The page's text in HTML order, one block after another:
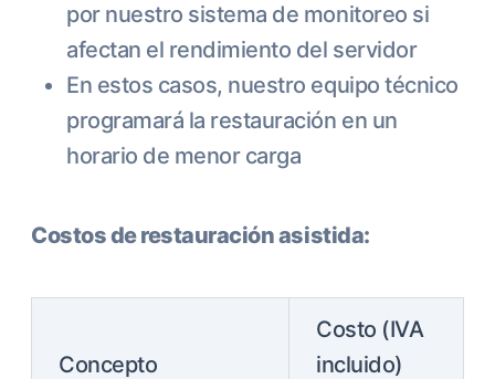
por nuestro sistema de monitoreo si
afectan el rendimiento del servidor
En estos casos, nuestro equipo técnico
programará la restauración en un
horario de menor carga
Costos de restauración asistida:
Concepto
Costo (IVA
incluido)